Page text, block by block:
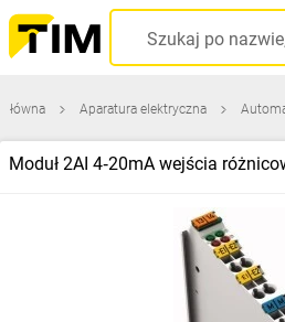
Aparatura elektryczna
Moduł 2AI 4‑20mA wejścia